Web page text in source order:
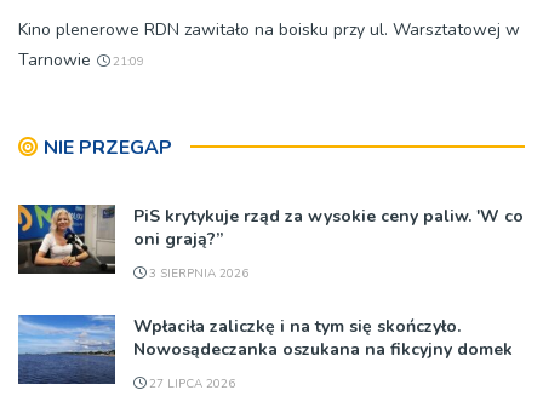
Kino plenerowe RDN zawitało na boisku przy ul. Warsztatowej w
Tarnowie
21:09
NIE PRZEGAP
PiS krytykuje rząd za wysokie ceny paliw. 'W co
oni grają?”
3 SIERPNIA 2026
Wpłaciła zaliczkę i na tym się skończyło.
Nowosądeczanka oszukana na fikcyjny domek
27 LIPCA 2026